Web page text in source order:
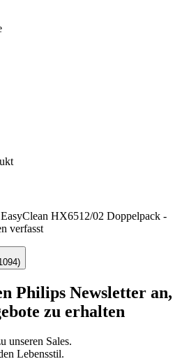
HX6512/02 Doppelpack -
verfasst
Philips Newsletter an,
zu erhalten
unseren Sales.
Lebensstil.